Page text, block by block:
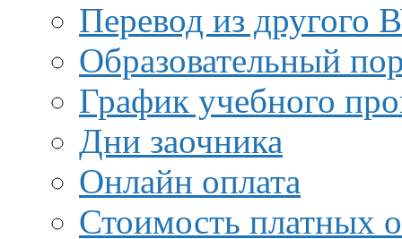
Перевод из другого
Образовательный
График учебного
Дни заочника
Онлайн оплата
Стоимость платных